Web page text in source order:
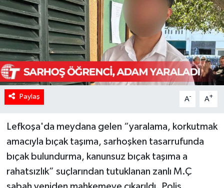
Paylaş A- A+
Lefkoşa'da meydana gelen “yaralama, korkutmak
amacıyla bıçak taşıma, sarhoşken tasarrufunda
bıçak bulundurma, kanunsuz bıçak taşıma a
rahatsızlık” suçlarından tutuklanan zanlı M.Ç